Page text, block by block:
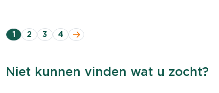
1 2 3 4
Niet kunnen vinden wat u zocht?